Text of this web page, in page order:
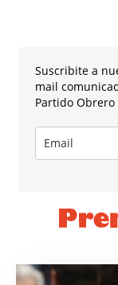
Suscribite a
mail
Partido